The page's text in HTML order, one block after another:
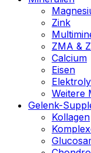
Zink
ZMA &
Calcium
Eisen
Weitere
Gelenk-
Kollagen